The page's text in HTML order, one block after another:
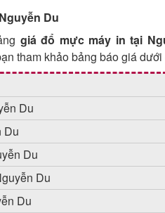
Du
giá đổ mực máy in tại
tham khảo bảng báo giá
Du
Du
Du
Du
Du